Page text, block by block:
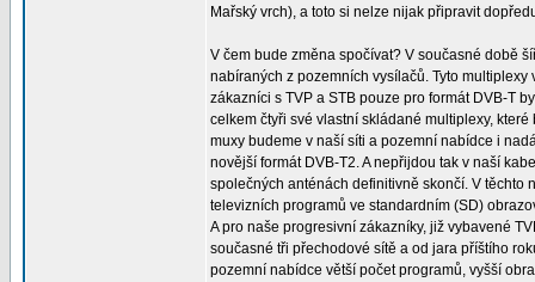
Mařský vrch), a toto si nelze nijak připravit
V čem bude změna spočívat? V současné době
nabíraných z pozemních vysílačů. Tyto
zákazníci s TVP a STB pouze pro formát DVB-T
celkem čtyři své vlastní skládané multiplexy,
muxy budeme v naší síti a pozemní nabídce i
novější formát DVB-T2. A nepřijdou tak v naší
společných anténách definitivně skončí. V těchto
televizních programů ve standardním (SD)
A pro naše progresivní zákazníky, již vybavené
současné tři přechodové sítě a od jara příštího
pozemní nabídce větší počet programů, vyšší